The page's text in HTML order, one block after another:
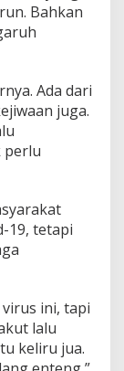
Bahkan
Ada dari
juga.
perlu
19, tetapi
ini, tapi
lalu
keliru jua.